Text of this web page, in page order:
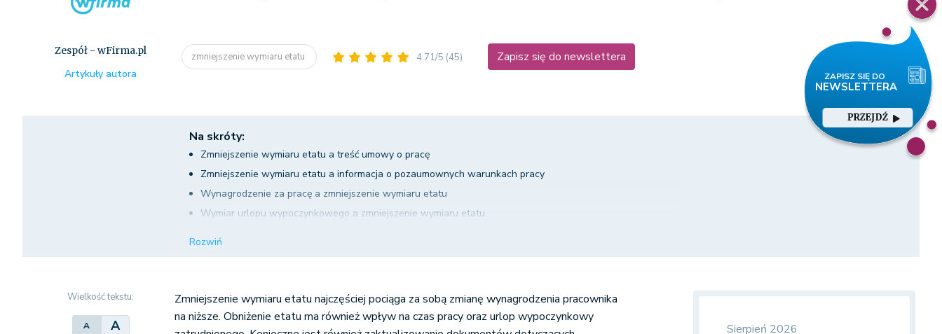
PRZEJDŹ
zmniejszenie wymiaru etatu 4.71/5 (45) Zapisz się do newslettera
Zespół - wFirma.pl
Artykuły autora
Na skróty:
Zmniejszenie wymiaru etatu a treść umowy o pracę
Zmniejszenie wymiaru etatu a informacja o pozaumownych warunkach pracy
Wynagrodzenie za pracę a zmniejszenie wymiaru etatu
Wymiar urlopu wypoczynkowego a zmniejszenie wymiaru etatu
Rozwiń
Wielkość tekstu:
A A
Zmniejszenie wymiaru etatu najczęściej pociąga za sobą zmianę wynagrodzenia pracownika
na niższe. Obniżenie etatu ma również wpływ na czas pracy oraz urlop wypoczynkowy
Sierpień 2026